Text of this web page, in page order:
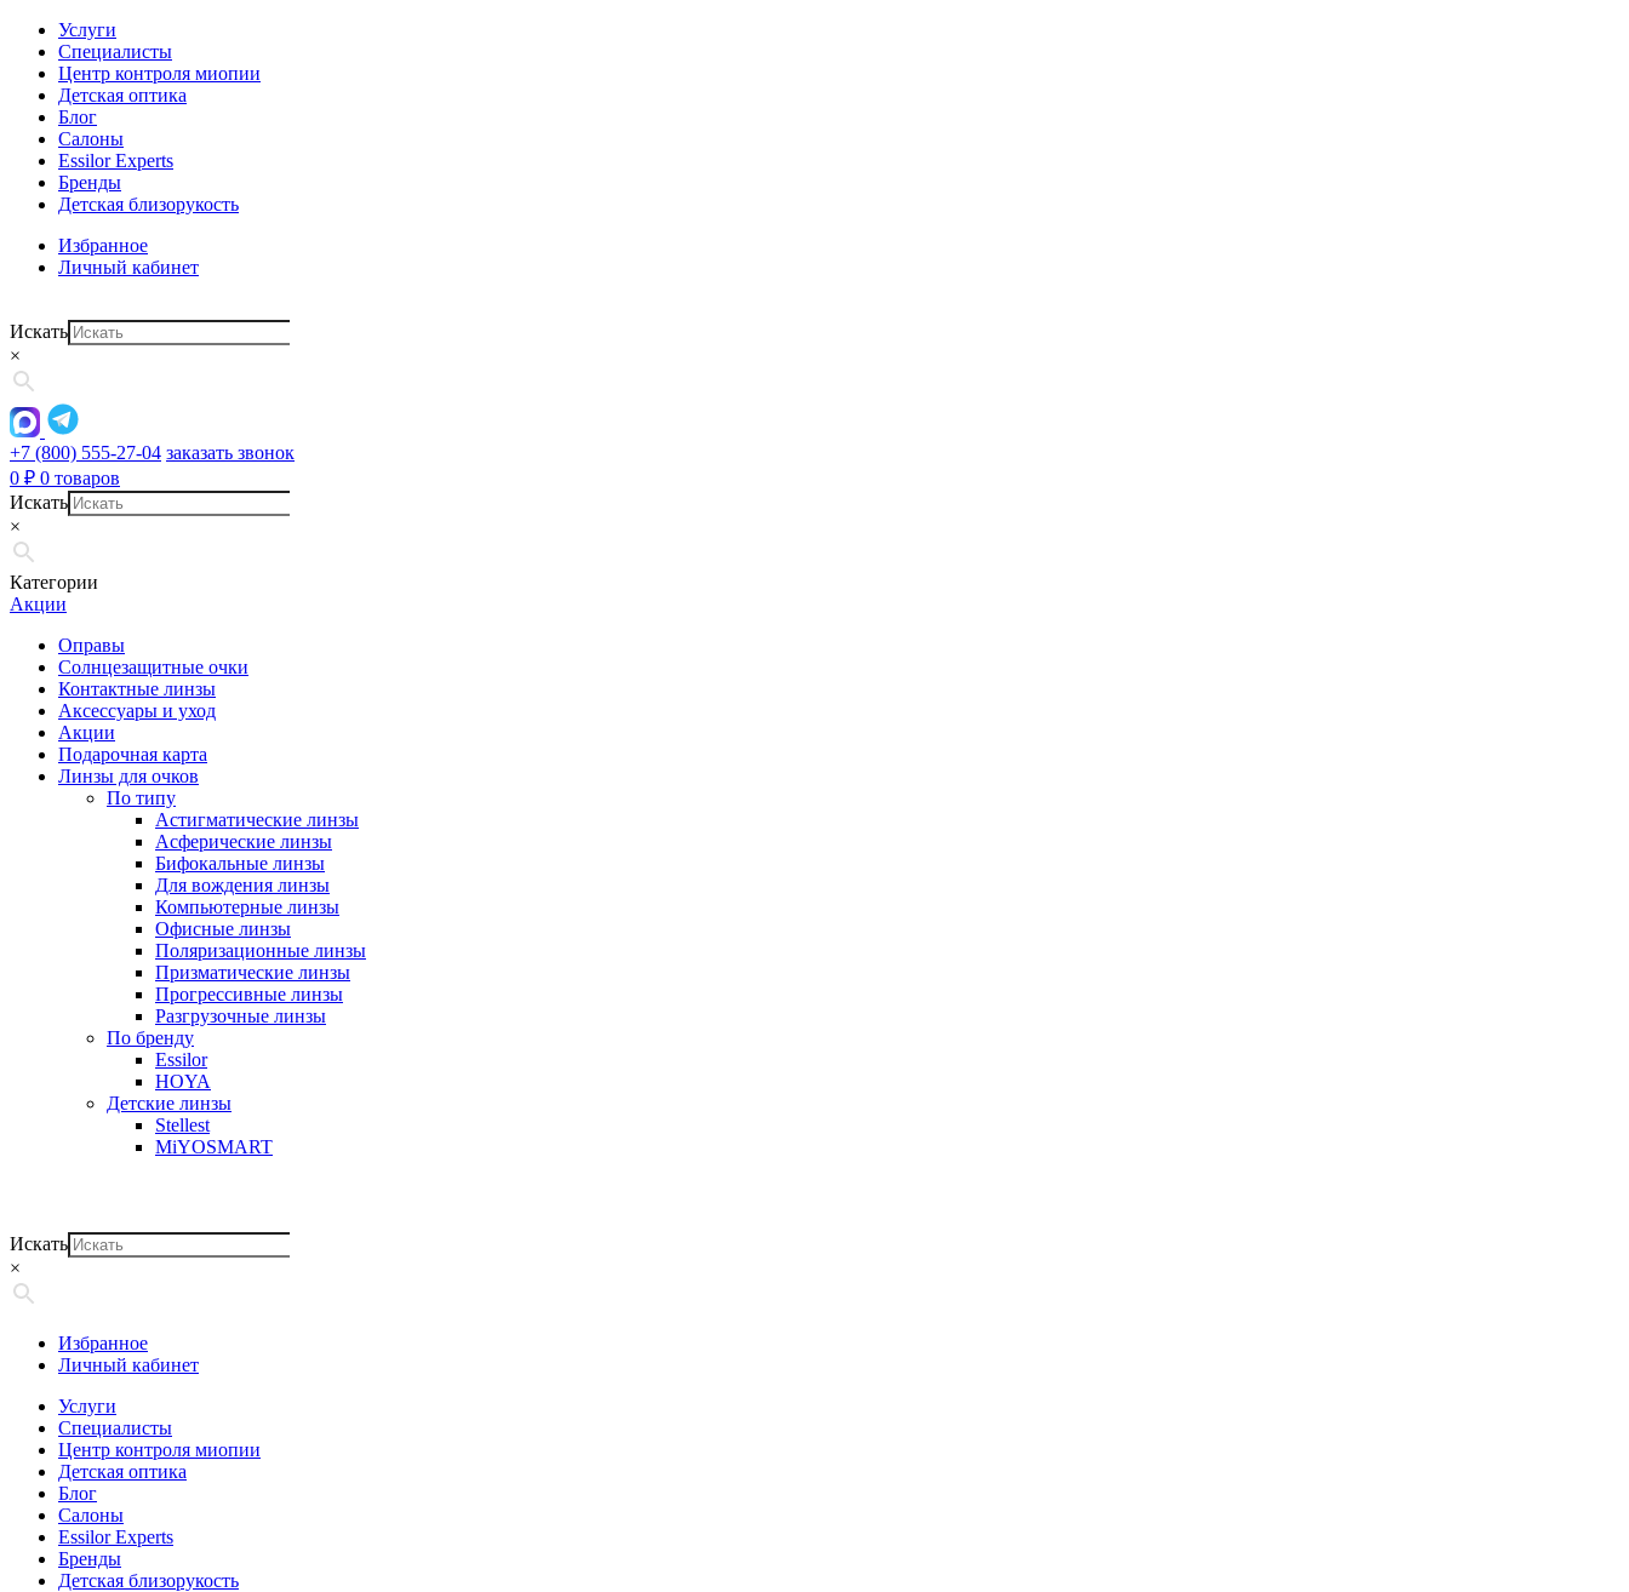
Услуги
Специалисты
Центр контроля миопии
Детская оптика
Блог
Салоны
Essilor Experts
Бренды
Детская близорукость
Избранное
Личный кабинет
Искать
×
+7 (800) 555-27-04 заказать звонок
0 ₽ 0 товаров
Искать
×
Категории
Акции
Оправы
Солнцезащитные очки
Контактные линзы
Аксессуары и уход
Акции
Подарочная карта
Линзы для очков
По типу
Астигматические линзы
Асферические линзы
Бифокальные линзы
Для вождения линзы
Компьютерные линзы
Офисные линзы
Поляризационные линзы
Призматические линзы
Прогрессивные линзы
Разгрузочные линзы
По бренду
Essilor
HOYA
Детские линзы
Stellest
MiYOSMART
Искать
×
Избранное
Личный кабинет
Услуги
Специалисты
Центр контроля миопии
Детская оптика
Блог
Салоны
Essilor Experts
Бренды
Детская близорукость